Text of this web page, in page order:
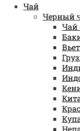
Чай
Черный
Чай